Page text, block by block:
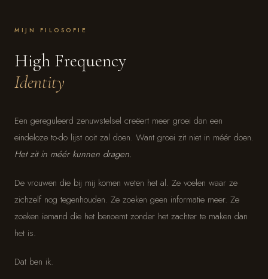
MIJN FILOSOFIE
High Frequency
Identity
Een gereguleerd zenuwstelsel creëert meer groei dan een
eindeloze to-do lijst ooit zal doen. Want groei zit niet in méér doen.
Het zit in méér kunnen dragen.
De vrouwen die bij mij komen weten het al. Ze voelen waar ze
zichzelf nog tegenhouden. Ze zoeken geen informatie meer. Ze
zoeken iemand die het benoemt zonder het zachter te maken dan
het is.
Dat ben ik.